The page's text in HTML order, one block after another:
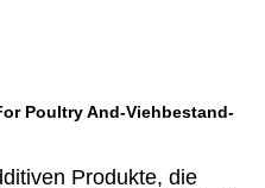
Poultry And-Viehbestand-
Produkte, die